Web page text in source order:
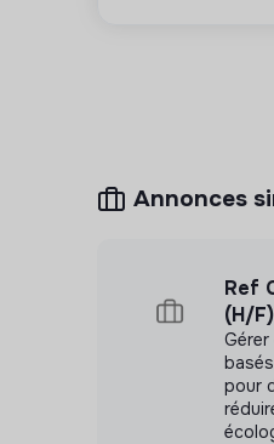
Annonces
Ref
(H/F)
pour